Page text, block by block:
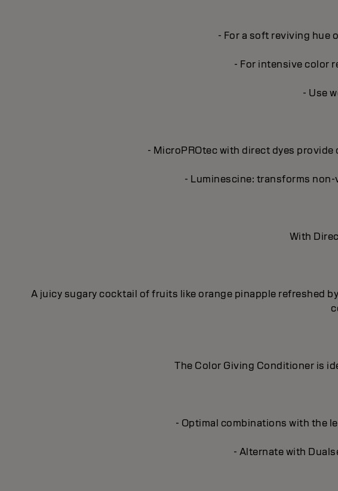
- For a soft reviving hue
- For intensive color
- Use
- MicroPROtec with direct dyes
- Luminescine: transforms
With
A juicy sugary cocktail of fruits like orange pinapple refreshed
The Color Giving Conditioner is
- Optimal combinations with the
- Alternate with